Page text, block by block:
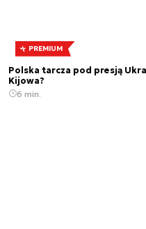
PREMIUM
Polska tarcza pod presją
Kijowa?
6 min.